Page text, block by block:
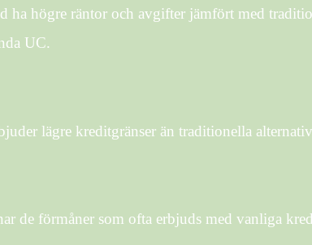
högre räntor och avgifter jämfört med
UC.
lägre kreditgränser än traditionella
de förmåner som ofta erbjuds med vanliga